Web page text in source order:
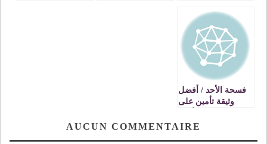
فسحة الأحد / أفضل
وثيقة تأمين على
AUCUN COMMENTAIRE